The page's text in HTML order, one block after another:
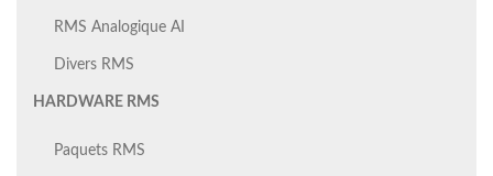
RMS Analogique AI
Divers RMS
HARDWARE RMS
Paquets RMS